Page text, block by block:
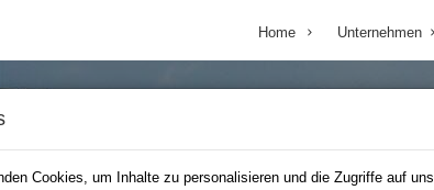
Cookies, um Inhalte zu personalisieren und die Zugriffe auf
Home Unternehmen